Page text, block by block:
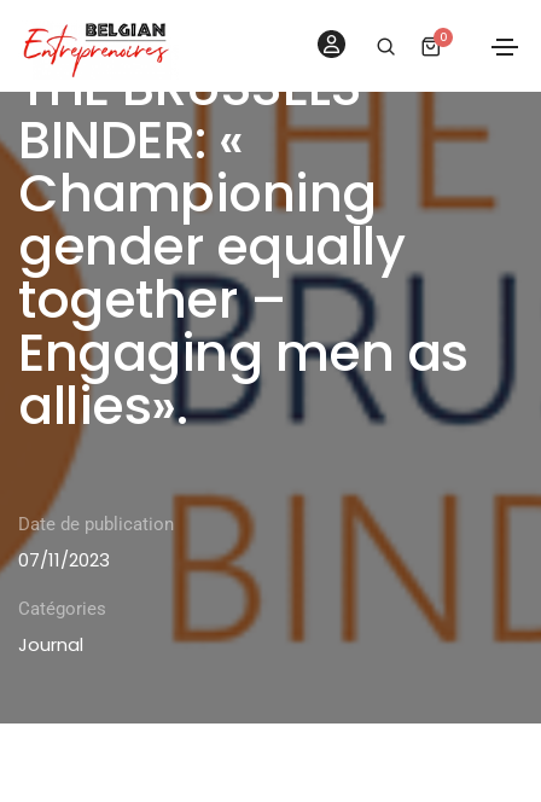
0
THE BRUSSELS
BINDER: «
Championing
gender equally
together –
Engaging men as
allies».
Date de publication
07/11/2023
Catégories
Journal